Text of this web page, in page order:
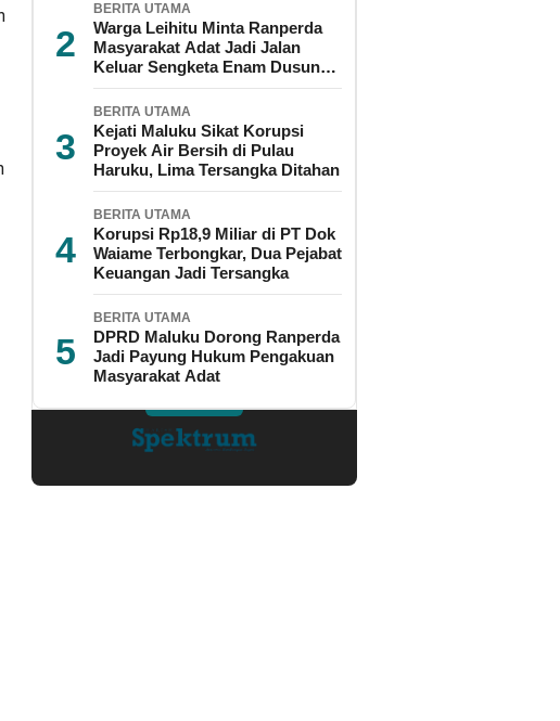
2
BERITA UTAMA
Warga Leihitu Minta Ranperda
Masyarakat Adat Jadi Jalan
Keluar Sengketa Enam Dusun
Tanjung Sial
3
BERITA UTAMA
Kejati Maluku Sikat Korupsi
Proyek Air Bersih di Pulau
Haruku, Lima Tersangka Ditahan
4
BERITA UTAMA
Korupsi Rp18,9 Miliar di PT Dok
Waiame Terbongkar, Dua Pejabat
Keuangan Jadi Tersangka
5
BERITA UTAMA
DPRD Maluku Dorong Ranperda
Jadi Payung Hukum Pengakuan
Masyarakat Adat